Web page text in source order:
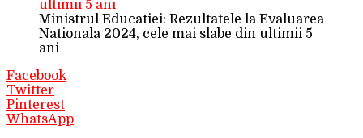
Ministrul Educatiei: Rezultatele la Evaluarea
Nationala 2024, cele mai slabe din ultimii 5
ani
Facebook
Twitter
Pinterest
WhatsApp